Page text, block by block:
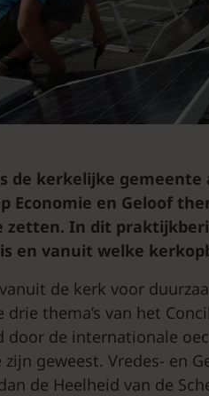
de kerkelijke
Economie en Geloof
zetten. In dit
en vanuit welke
de kerk voor
drie thema’s van het
door de internationale
zijn geweest. Vredes- en
de Heelheid van de